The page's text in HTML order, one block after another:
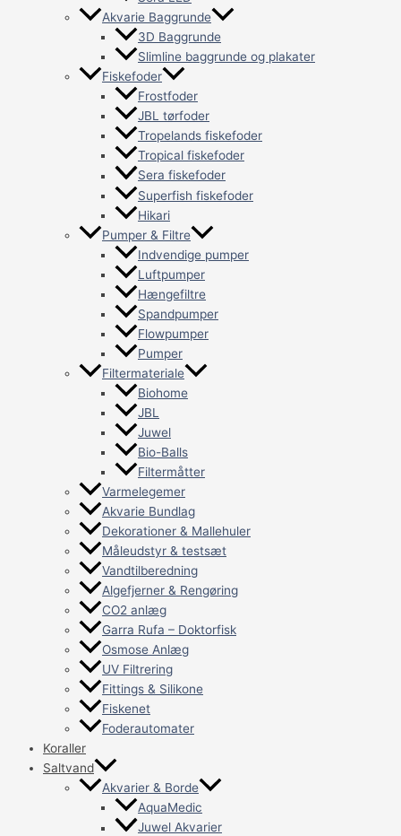
Akvarie Baggrunde
3D Baggrunde
Slimline baggrunde og plakater
Fiskefoder
Frostfoder
JBL tørfoder
Tropelands fiskefoder
Tropical fiskefoder
Sera fiskefoder
Superfish fiskefoder
Hikari
Pumper & Filtre
Indvendige pumper
Luftpumper
Hængefiltre
Spandpumper
Flowpumper
Pumper
Filtermateriale
Biohome
JBL
Juwel
Bio-Balls
Filtermåtter
Varmelegemer
Akvarie Bundlag
Dekorationer & Mallehuler
Måleudstyr & testsæt
Vandtilberedning
Algefjerner & Rengøring
CO2 anlæg
Garra Rufa – Doktorfisk
Osmose Anlæg
UV Filtrering
Fittings & Silikone
Fiskenet
Foderautomater
Koraller
Saltvand
Akvarier & Borde
AquaMedic
Juwel Akvarier